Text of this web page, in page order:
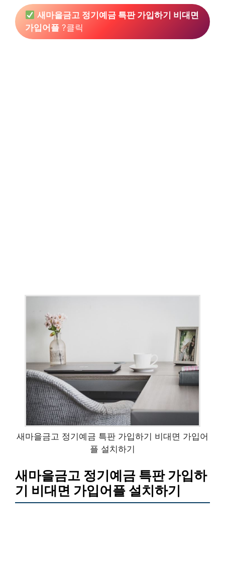
새마을금고 정기예금 특판 가입하기 비대면
가입어플 ?클릭
새마을금고 정기예금 특판 가입하기 비대면 가입어
플 설치하기
새마을금고 정기예금 특판 가입하
기 비대면 가입어플 설치하기